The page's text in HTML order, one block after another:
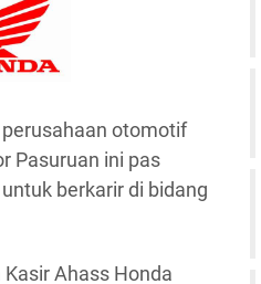
perusahaan otomotif
Pasuruan ini pas
berkarir di bidang
Ahass Honda